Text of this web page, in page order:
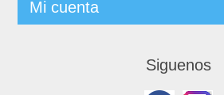
Mi cuenta
Siguenos